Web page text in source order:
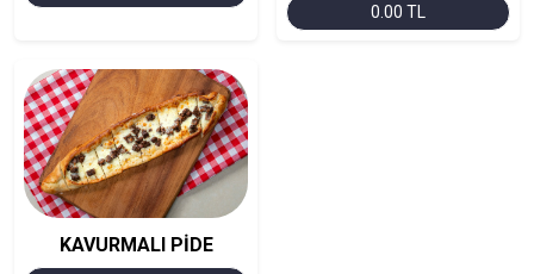
0.00 TL
KAVURMALI PİDE